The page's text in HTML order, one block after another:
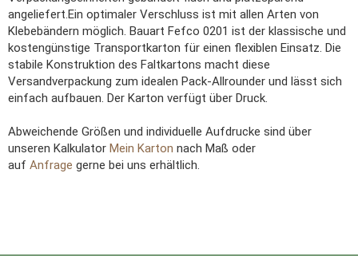
angeliefert.Ein optimaler Verschluss ist mit allen Arten von
Klebebändern möglich. Bauart Fefco 0201 ist der klassische und
kostengünstige Transportkarton für einen flexiblen Einsatz. Die
stabile Konstruktion des Faltkartons macht diese
Versandverpackung zum idealen Pack-Allrounder und lässt sich
einfach aufbauen. Der Karton verfügt über Druck.
Abweichende Größen und individuelle Aufdrucke sind über
unseren Kalkulator Mein Karton nach Maß oder
auf Anfrage gerne bei uns erhältlich.